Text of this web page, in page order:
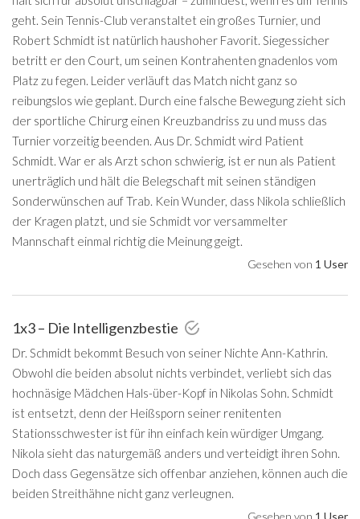
geht. Sein Tennis-Club veranstaltet ein großes Turnier, und
Robert Schmidt ist natürlich haushoher Favorit. Siegessicher
betritt er den Court, um seinen Kontrahenten gnadenlos vom
Platz zu fegen. Leider verläuft das Match nicht ganz so
reibungslos wie geplant. Durch eine falsche Bewegung zieht sich
der sportliche Chirurg einen Kreuzbandriss zu und muss das
Turnier vorzeitig beenden. Aus Dr. Schmidt wird Patient
Schmidt. War er als Arzt schon schwierig, ist er nun als Patient
unerträglich und hält die Belegschaft mit seinen ständigen
Sonderwünschen auf Trab. Kein Wunder, dass Nikola schließlich
der Kragen platzt, und sie Schmidt vor versammelter
Mannschaft einmal richtig die Meinung geigt.
Gesehen von 1 User
1x3 – Die Intelligenzbestie
Dr. Schmidt bekommt Besuch von seiner Nichte Ann-Kathrin.
Obwohl die beiden absolut nichts verbindet, verliebt sich das
hochnäsige Mädchen Hals-über-Kopf in Nikolas Sohn. Schmidt
ist entsetzt, denn der Heißsporn seiner renitenten
Stationsschwester ist für ihn einfach kein würdiger Umgang.
Nikola sieht das naturgemäß anders und verteidigt ihren Sohn.
Doch dass Gegensätze sich offenbar anziehen, können auch die
beiden Streithähne nicht ganz verleugnen.
Gesehen von 1 User